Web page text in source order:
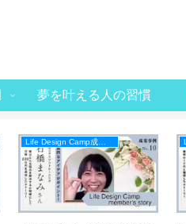
夢を叶える人の習慣
Life Design Camp成果事例